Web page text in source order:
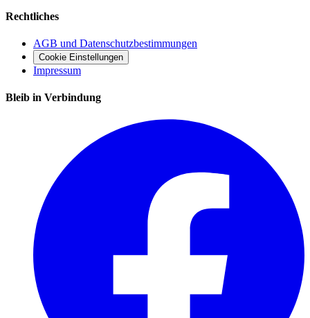
Rechtliches
AGB und Datenschutzbestimmungen
Cookie Einstellungen
Impressum
Bleib in Verbindung